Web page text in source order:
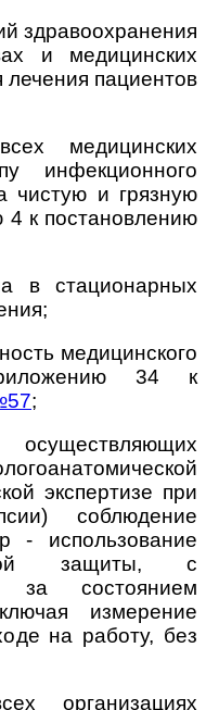
здравоохранения
и медицинских
пациентов
медицинских
инфекционного
чистую и грязную
к постановлению
в стационарных
медицинского
34 к
;
экспертизе при
соблюдение
- использование
защиты, с
за состоянием
измерение
на работу, без
организациях